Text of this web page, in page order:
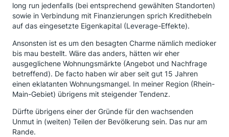
long run jedenfalls (bei entsprechend gewählten Standorten)
sowie in Verbindung mit Finanzierungen sprich Kredithebeln
auf das eingesetzte Eigenkapital (Leverage-Effekte).
Ansonsten ist es um den besagten Charme nämlich medioker
bis mau bestellt. Wäre das anders, hätten wir eher
ausgeglichene Wohnungsmärkte (Angebot und Nachfrage
betreffend). De facto haben wir aber seit gut 15 Jahren
einen eklatanten Wohnungsmangel. In meiner Region (Rhein-
Main-Gebiet) übrigens mit steigender Tendenz.
Dürfte übrigens einer der Gründe für den wachsenden
Unmut in (weiten) Teilen der Bevölkerung sein. Das nur am
Rande.